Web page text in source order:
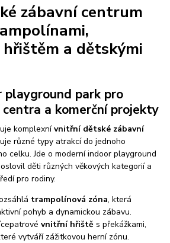
zábavní centrum
a dětskými
playground park pro
centra a komerční projekty
komplexnívnitřní dětské zábavní
různé typy atrakcí do jednoho
celku. Jde o moderní indoor playground
děti různých věkových kategorií a
pro rodiny.
trampolínová zóna, která
pohyb a dynamickou zábavu.
vnitřní hřiště s překážkami,
vytváří zážitkovou herní zónu.